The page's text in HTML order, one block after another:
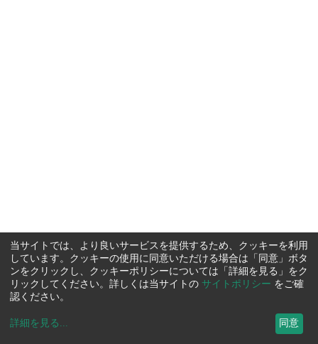
当サイトでは、より良いサービスを提供するため、クッキーを利用
しています。クッキーの使用に同意いただける場合は「同意」ボタ
ンをクリックし、クッキーポリシーについては「詳細を見る」をク
リックしてください。詳しくは当サイトの サイトポリシー をご確
認ください。
詳細を見る ... 同意